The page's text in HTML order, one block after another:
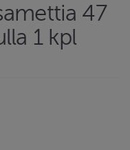
47
1 kpl